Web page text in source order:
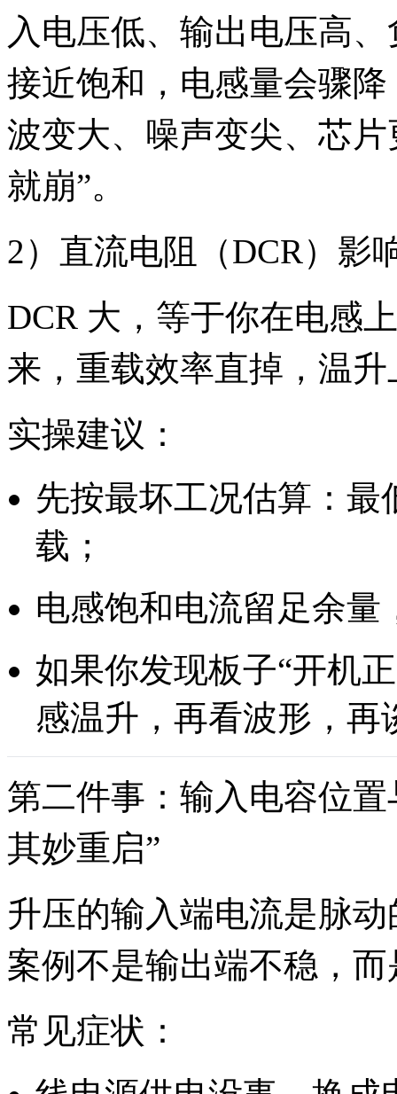
入电压低、输出电压高
接近饱和，电感量会骤
波变大、噪声变尖、芯
就崩”。
2）直流电阻（DCR）影
DCR 大，等于你在电感
来，重载效率直掉，温
实操建议：
先按最坏工况估算：
载；
电感饱和电流留足余量
如果你发现板子“开机
感温升，再看波形，再
第二件事：输入电容位
其妙重启”
升压的输入端电流是脉
案例不是输出端不稳，
常见症状：